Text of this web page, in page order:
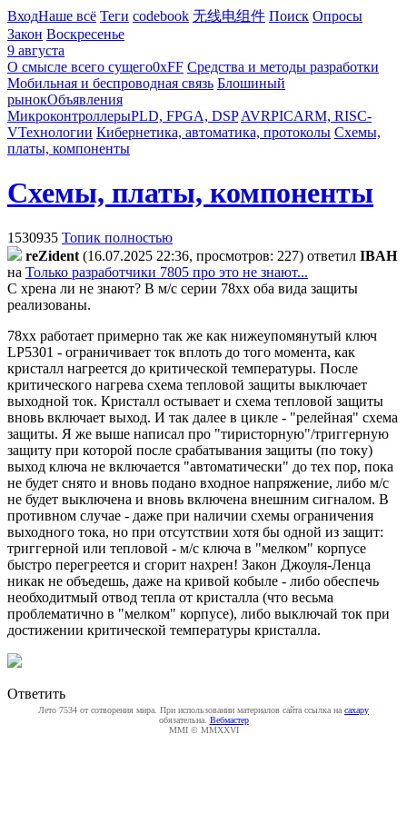
ВходНаше всё Теги codebook 无线电组件 Поиск Опросы
Закон Воскресенье
9 августа
О смысле всего сущего0xFF Средства и методы разработки
Мобильная и беспроводная связь Блошиный
рынокОбъявления
МикроконтроллерыPLD, FPGA, DSP AVRPICARM, RISC-
VТехнологии Кибернетика, автоматика, протоколы Схемы,
платы, компоненты
Схемы, платы, компоненты
1530935 Топик полностью
reZident (16.07.2025 22:36, просмотров: 227) ответил IBAH
на Только разработчики 7805 про это не знают...
С хрена ли не знают? В м/с серии 78xx оба вида защиты
реализованы.
78xx работает примерно так же как нижеупомянутый ключ
LP5301 - ограничивает ток вплоть до того момента, как
кристалл нагреется до критической температуры. После
критического нагрева схема тепловой защиты выключает
выходной ток. Кристалл остывает и схема тепловой защиты
вновь включает выход. И так далее в цикле - "релейная" схема
защиты. Я же выше написал про "тиристорную"/триггерную
защиту при которой после срабатывания защиты (по току)
выход ключа не включается "автоматически" до тех пор, пока
не будет снято и вновь подано входное напряжение, либо м/с
не будет выключена и вновь включена внешним сигналом. В
противном случае - даже при наличии схемы ограничения
выходного тока, но при отсутствии хотя бы одной из защит:
триггерной или тепловой - м/с ключа в "мелком" корпусе
быстро перегреется и сгорит нахрен! Закон Джоуля-Ленца
никак не объедешь, даже на кривой кобыле - либо обеспечь
необходитмый отвод тепла от кристалла (что весьма
проблематично в "мелком" корпусе), либо выключай ток при
достижении критической температуры кристалла.
Ответить
Лето 7534 от сотворения мира. При использовании материалов сайта ссылка на caxapу
обязательна. Вебмастер
MMI © MMXXVI